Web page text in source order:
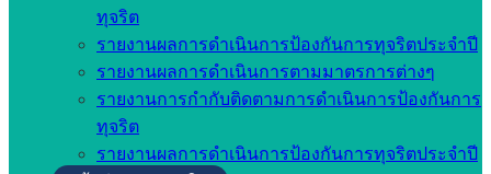
ทุจริต
รายงานผลการดำเนินการป้องกันการทุจริตประจำปี
รายงานผลการดำเนินการตามมาตรการต่างๆ
รายงานการกำกับติดตามการดำเนินการป้องกันการ
ทุจริต
รายงานผลการดำเนินการป้องกันการทุจริตประจำปี